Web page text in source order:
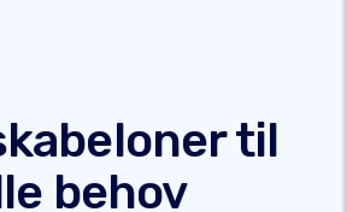
til
behov